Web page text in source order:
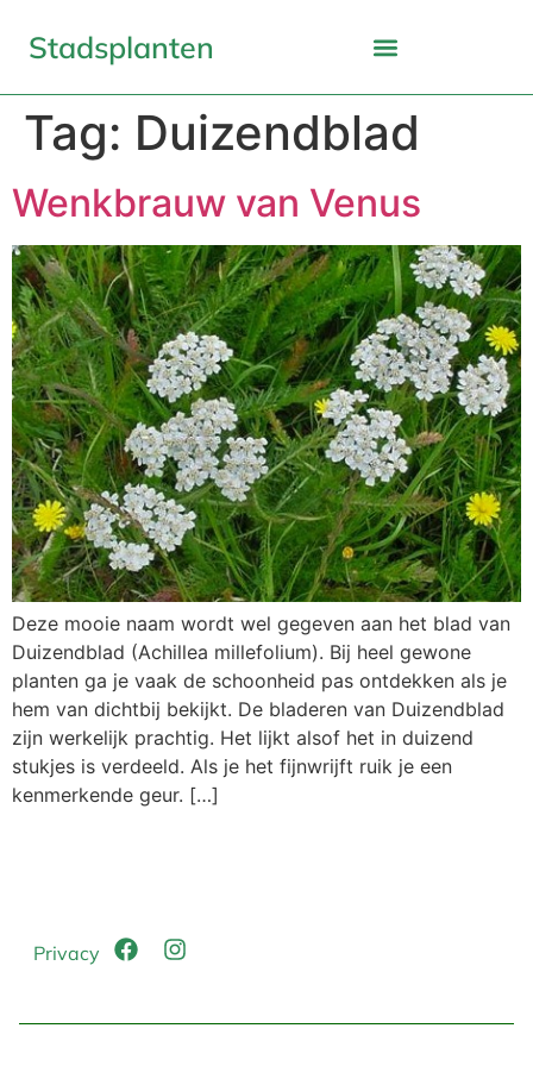
Stadsplanten
Tag: Duizendblad
Wenkbrauw van Venus
Deze mooie naam wordt wel gegeven aan het blad van
Duizendblad (Achillea millefolium). Bij heel gewone
planten ga je vaak de schoonheid pas ontdekken als je
hem van dichtbij bekijkt. De bladeren van Duizendblad
zijn werkelijk prachtig. Het lijkt alsof het in duizend
stukjes is verdeeld. Als je het fijnwrijft ruik je een
kenmerkende geur. […]
Privacy